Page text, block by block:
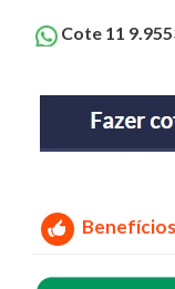
Cote 11